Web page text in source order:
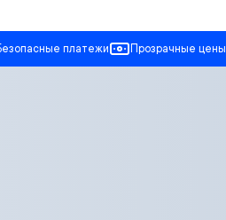
платежи Прозрачные цены